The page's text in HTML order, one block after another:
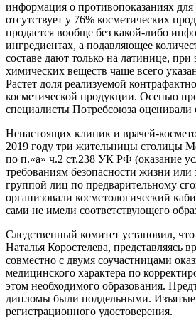
информация о противопоказаниях
отсутствует у 76% косметических
продается вообще без какой-либо
ингредиентах, а подавляющее
составе дают только на латинице, при
химических веществ чаще всего
Растет доля реализуемой
косметической продукции. Осенью
специалисты Потребсоюза оценивали
Ненастоящих клиник и врачей-
2019 году три жительницы столицы
по п.«а» ч.2 ст.238 УК РФ (оказание
требованиям безопасности жизни или
группой лиц по предварительному
организовали косметологический
сами не имели соответствующего
Следственный комитет установил, что
Наталья Коростелева, представляясь
совместно с двумя соучастницами
медицинского характера по
этом необходимого образования.
дипломы были поддельными.
регистрационного удостоверения.